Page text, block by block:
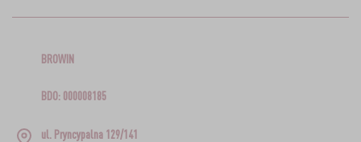
BROWIN
BDO: 000008185
ul. Pryncypalna 129/141